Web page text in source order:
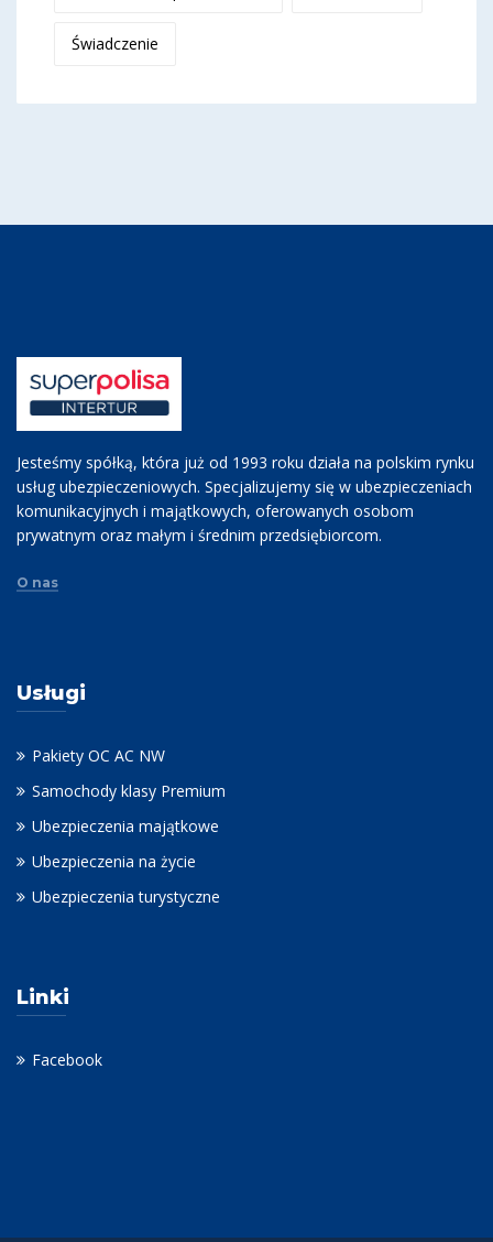
Świadczenie
Jesteśmy spółką, która już od 1993 roku działa na polskim rynku
usług ubezpieczeniowych. Specjalizujemy się w ubezpieczeniach
komunikacyjnych i majątkowych, oferowanych osobom
prywatnym oraz małym i średnim przedsiębiorcom.
O nas
Usługi
Pakiety OC AC NW
Samochody klasy Premium
Ubezpieczenia majątkowe
Ubezpieczenia na życie
Ubezpieczenia turystyczne
Linki
Facebook